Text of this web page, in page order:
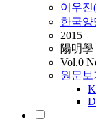
이우진(
한국양
2015
陽明學
Vol.0
원문보